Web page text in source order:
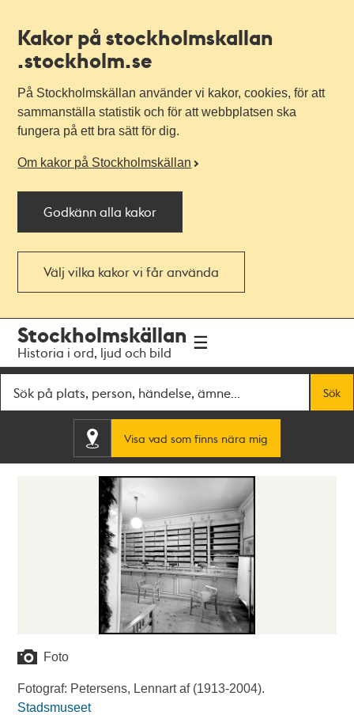
Kakor på stockholmskallan
.stockholm.se
På Stockholmskällan använder vi kakor, cookies, för att
sammanställa statistik och för att webbplatsen ska
fungera på ett bra sätt för dig.
Om kakor på Stockholmskällan
Godkänn alla kakor
Välj vilka kakor vi får använda
navigationen
huvudinnehållet
Stockholmskällan
Historia i ord, ljud och bild
Sök
Visa vad som finns nära mig
Foto
Fotograf: Petersens, Lennart af (1913-2004).
Stadsmuseet